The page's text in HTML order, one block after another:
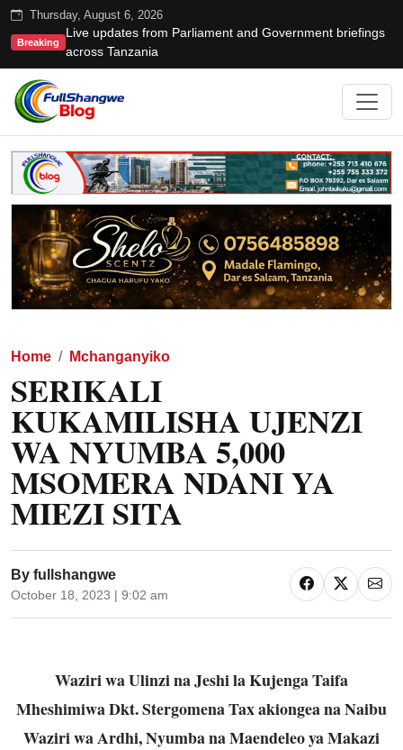
Thursday, August 6, 2026
Breaking
Live updates from Parliament and Government briefings
across Tanzania
Home Mchanganyiko
SERIKALI
KUKAMILISHA UJENZI
WA NYUMBA 5,000
MSOMERA NDANI YA
MIEZI SITA
By fullshangwe
October 18, 2023 | 9:02 am
Waziri wa Ulinzi na Jeshi la Kujenga Taifa
Mheshimiwa Dkt. Stergomena Tax akiongea na Naibu
Waziri wa Ardhi, Nyumba na Maendeleo ya Makazi